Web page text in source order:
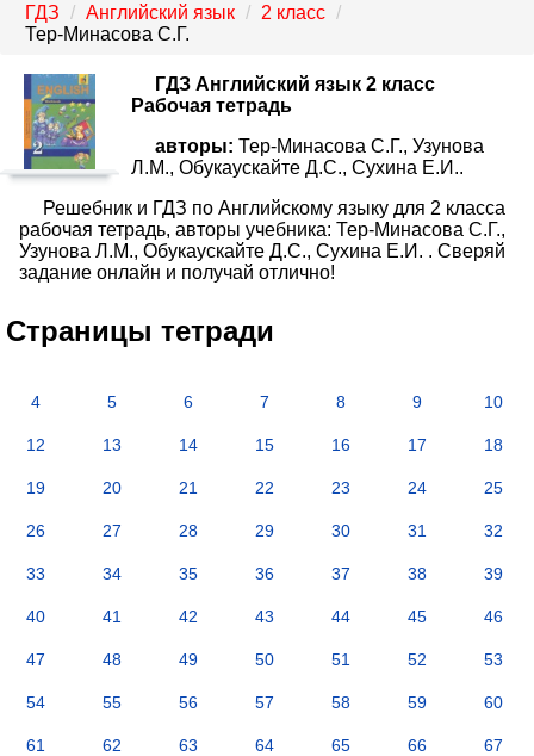
ГДЗ Английский язык
2 класс
Тер-Минасова С.Г.
ГДЗ Английский язык 2 класс
Рабочая тетрадь
авторы: Тер-Минасова С.Г., Узунова
Л.М., Обукаускайте Д.С., Сухина Е.И..
Решебник и ГДЗ по Английскому языку для 2 класса
рабочая тетрадь, авторы учебника: Тер-Минасова С.Г.,
Узунова Л.М., Обукаускайте Д.С., Сухина Е.И. . Сверяй
задание онлайн и получай отлично!
Страницы тетради
4 5 6 7 8 9 10
12 13 14 15 16 17 18
19 20 21 22 23 24 25
26 27 28 29 30 31 32
33 34 35 36 37 38 39
40 41 42 43 44 45 46
47 48 49 50 51 52 53
54 55 56 57 58 59 60
61 62 63 64 65 66 67